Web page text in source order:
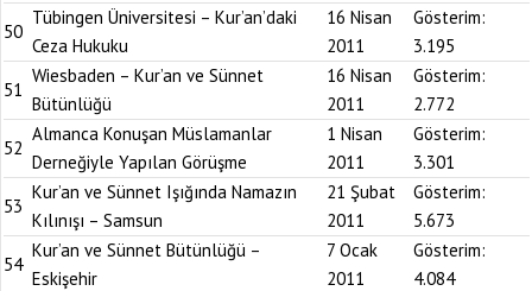
50
Tübingen Üniversitesi – Kur’an’daki
Ceza Hukuku
16 Nisan
2011
Gösterim:
3.195
51
Wiesbaden – Kur’an ve Sünnet
Bütünlüğü
16 Nisan
2011
Gösterim:
2.772
52
Almanca Konuşan Müslamanlar
Derneğiyle Yapılan Görüşme
1 Nisan
2011
Gösterim:
3.301
53
Kur’an ve Sünnet Işığında Namazın
Kılınışı – Samsun
21 Şubat
2011
Gösterim:
5.673
54
Kur’an ve Sünnet Bütünlüğü –
Eskişehir
7 Ocak
2011
Gösterim:
4.084